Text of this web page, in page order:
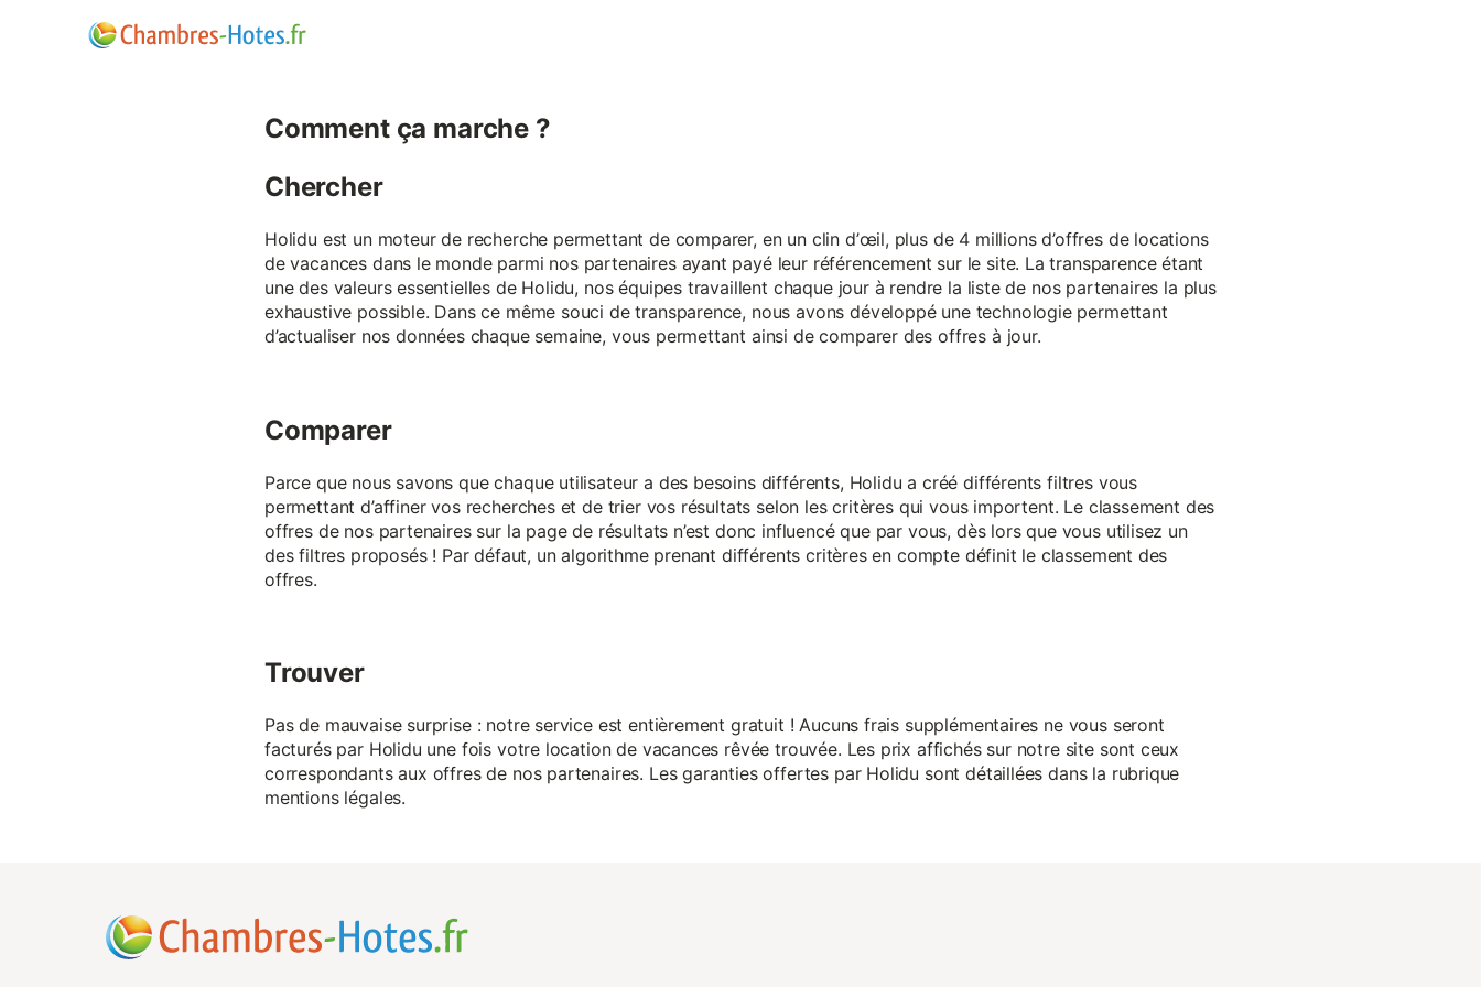
Comment ça marche ?
Chercher
Holidu est un moteur de recherche permettant de comparer, en un clin d’œil, plus de 4 millions d’offres de locations
de vacances dans le monde parmi nos partenaires ayant payé leur référencement sur le site. La transparence étant
une des valeurs essentielles de Holidu, nos équipes travaillent chaque jour à rendre la liste de nos partenaires la plus
exhaustive possible. Dans ce même souci de transparence, nous avons développé une technologie permettant
d’actualiser nos données chaque semaine, vous permettant ainsi de comparer des offres à jour.
Comparer
Parce que nous savons que chaque utilisateur a des besoins différents, Holidu a créé différents filtres vous
permettant d’affiner vos recherches et de trier vos résultats selon les critères qui vous importent. Le classement des
offres de nos partenaires sur la page de résultats n’est donc influencé que par vous, dès lors que vous utilisez un
des filtres proposés ! Par défaut, un algorithme prenant différents critères en compte définit le classement des
offres.
Trouver
Pas de mauvaise surprise : notre service est entièrement gratuit ! Aucuns frais supplémentaires ne vous seront
facturés par Holidu une fois votre location de vacances rêvée trouvée. Les prix affichés sur notre site sont ceux
correspondants aux offres de nos partenaires. Les garanties offertes par Holidu sont détaillées dans la rubrique
mentions légales.